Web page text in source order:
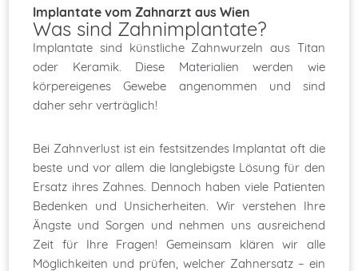
Implantate vom Zahnarzt aus Wien
Was sind Zahnimplantate?
Implantate sind künstliche Zahnwurzeln aus Titan
oder Keramik. Diese Materialien werden wie
körpereigenes Gewebe angenommen und sind
daher sehr verträglich!
Bei Zahnverlust ist ein festsitzendes Implantat oft die
beste und vor allem die langlebigste Lösung für den
Ersatz ihres Zahnes. Dennoch haben viele Patienten
Bedenken und Unsicherheiten. Wir verstehen Ihre
Ängste und Sorgen und nehmen uns ausreichend
Zeit für Ihre Fragen! Gemeinsam klären wir alle
Möglichkeiten und prüfen, welcher Zahnersatz – ein